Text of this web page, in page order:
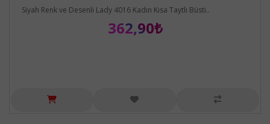
Siyah Renk ve Desenli Lady 4016 Kadın Kısa Taytlı Büsti..
362,90₺